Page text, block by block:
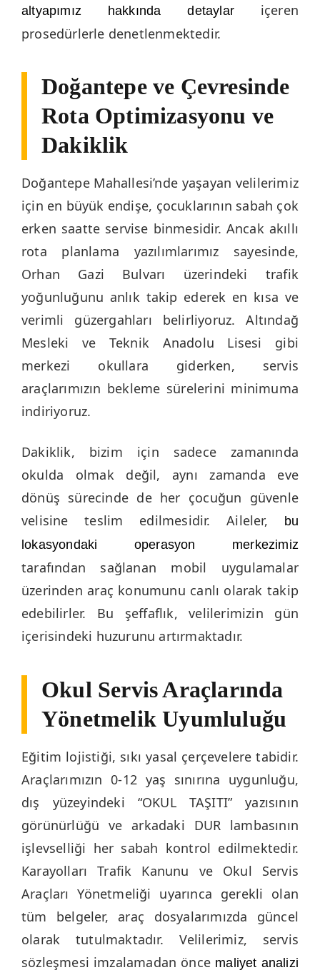
altyapımız hakkında detaylariçeren
prosedürlerle denetlenmektedir.
Doğantepe ve Çevresinde
Rota Optimizasyonu ve
Dakiklik
Doğantepe Mahallesi’nde yaşayan velilerimiz
için en büyük endişe, çocuklarının sabah çok
erken saatte servise binmesidir. Ancak akıllı
rota planlama yazılımlarımız sayesinde,
Orhan Gazi Bulvarı üzerindeki trafik
yoğunluğunu anlık takip ederek en kısa ve
verimli güzergahları belirliyoruz. Altındağ
Mesleki ve Teknik Anadolu Lisesi gibi
merkezi okullara giderken, servis
araçlarımızın bekleme sürelerini minimuma
indiriyoruz.
Dakiklik, bizim için sadece zamanında
okulda olmak değil, aynı zamanda eve
dönüş sürecinde de her çocuğun güvenle
velisine teslim edilmesidir. Aileler,
bu
lokasyondaki operasyon merkezimiz
tarafından sağlanan mobil uygulamalar
üzerinden araç konumunu canlı olarak takip
edebilirler. Bu şeffaflık, velilerimizin gün
içerisindeki huzurunu artırmaktadır.
Okul Servis Araçlarında
Yönetmelik Uyumluluğu
Eğitim lojistiği, sıkı yasal çerçevelere tabidir.
Araçlarımızın 0-12 yaş sınırına uygunluğu,
dış yüzeyindeki “OKUL TAŞITI” yazısının
görünürlüğü ve arkadaki DUR lambasının
işlevselliği her sabah kontrol edilmektedir.
Karayolları Trafik Kanunu ve Okul Servis
Araçları Yönetmeliği uyarınca gerekli olan
tüm belgeler, araç dosyalarımızda güncel
olarak tutulmaktadır. Velilerimiz, servis
sözleşmesi imzalamadan önce maliyet analizi